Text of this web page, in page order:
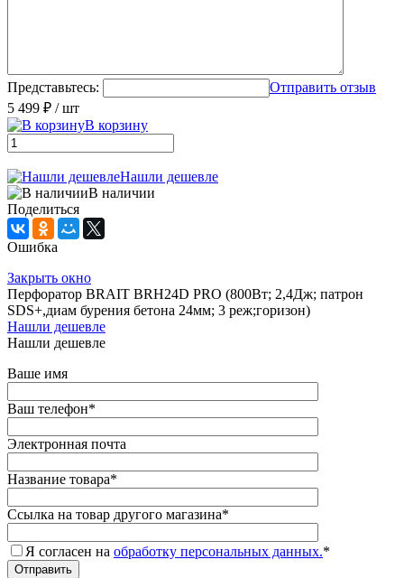
Представьтесь:
Отправить отзыв
5 499 ₽ / шт
В корзину
Нашли дешевле
В наличии
Поделиться
Ошибка
Закрыть окно
Перфоратор BRAIT BRH24D PRO (800Вт; 2,4Дж; патрон
SDS+,диам бурения бетона 24мм; 3 реж;горизон)
Нашли дешевле
Нашли дешевле
Ваше имя
Ваш телефон*
Электронная почта
Название товара*
Ссылка на товар другого магазина*
Я согласен на обработку персональных данных.*